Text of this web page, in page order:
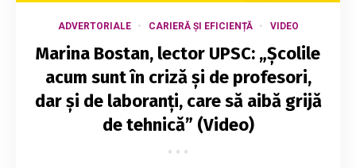
ADVERTORIALE CARIERĂ ȘI EFICIENȚĂ VIDEO
Marina Bostan, lector UPSC: „Școlile
acum sunt în criză și de profesori,
dar și de laboranți, care să aibă grijă
de tehnică” (Video)